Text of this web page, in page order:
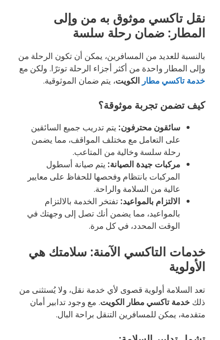
نقل تاكسي موثوق به من وإلى
المطار: ضمان رحلة سلسة
بالنسبة للعديد من المسافرين، يمكن أن تكون الرحلة من
وإلى المطار واحدة من أكثر أجزاء الرحلة توترًا. ولكن مع
خدمة تاكسي مطار الكويت، يتم ضمان الموثوقية.
كيف تضمن تجربة موثوقة؟
سائقون محترفون: يتم تدريب جميع السائقين
على التعامل مع مختلف المواقف، مما يضمن
رحلة سلسة وخالية من المتاعب.
مركبات جيدة الصيانة: يتم صيانة أسطول
المركبات بانتظام وفحصها للحفاظ على معايير
عالية من السلامة والراحة.
الالتزام بالمواعيد: تفتخر الخدمة بالالتزام
بالمواعيد، مما يضمن أنك تصل إلى وجهتك في
الوقت المحدد، في كل مرة.
خدمات التاكسي الآمنة: سلامتك هي
الأولوية
تعد السلامة أولوية قصوى لأي خدمة نقل، ولا يُستثنى من
ذلك خدمة تاكسي مطار الكويت. مع وجود تدابير أمان
متقدمة، يمكن للمسافرين التنقل براحة البال.